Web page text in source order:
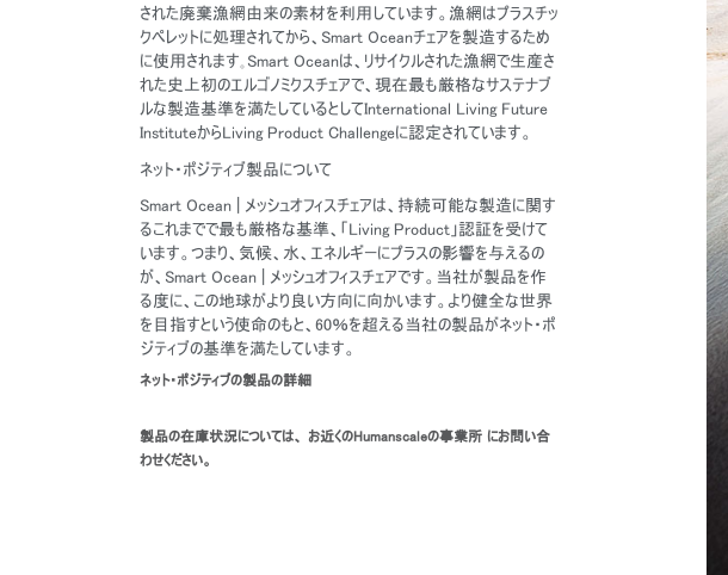
された廃棄漁網由来の素材を利用しています。漁網はプラスチッ
クペレットに処理されてから、Smart Oceanチェアを製造するため
に使用されます｡Smart Oceanは、リサイクルされた漁網で生産さ
れた史上初のエルゴノミクスチェアで、現在最も厳格なサステナブ
ルな製造基準を満たしているとしてInternational Living Future
InstituteからLiving Product Challengeに認定されています。
ネット・ポジティブ製品について
Smart Ocean | メッシュオフィスチェアは、持続可能な製造に関す
るこれまでで最も厳格な基準、「Living Product」認証を受けて
います。つまり、気候、水、エネルギーにプラスの影響を与えるの
が、Smart Ocean | メッシュオフィスチェアです。当社が製品を作
る度に、この地球がより良い方向に向かいます。より健全な世界
を目指すという使命のもと、60％を超える当社の製品がネット・ポ
ジティブの基準を満たしています。
ネット・ポジティブの製品の詳細
製品の在庫状況については、 お近くのHumanscaleの事業所 にお問い合
わせください。